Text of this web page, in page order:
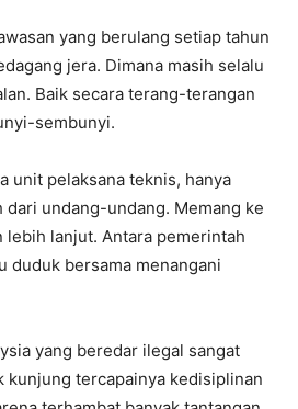
yang berulang setiap tahun
jera. Dimana masih selalu
Baik secara terang-terangan
sembunyi.
unit pelaksana teknis, hanya
dari undang-undang. Memang ke
lebih lanjut. Antara pemerintah
duduk bersama menangani
yang beredar ilegal sangat
kunjung tercapainya kedisiplinan